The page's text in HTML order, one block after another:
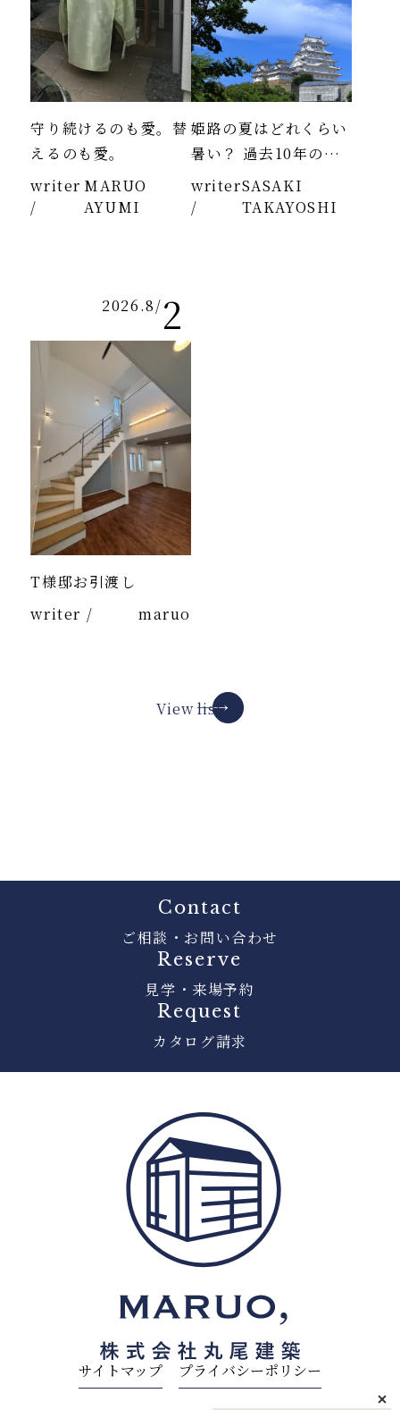
守り続けるのも愛。替
えるのも愛。
writer
/
MARUO
AYUMI
姫路の夏はどれくらい
暑い？ 過去10年のデ
ータより
writer
/
SASAKI
TAKAYOSHI
2026.8/2
T様邸お引渡し
writer /
maruo
View list
Contact
ご相談・お問い合わせ
Reserve
見学・来場予約
Request
カタログ請求
サイトマップ プライバシーポリシー